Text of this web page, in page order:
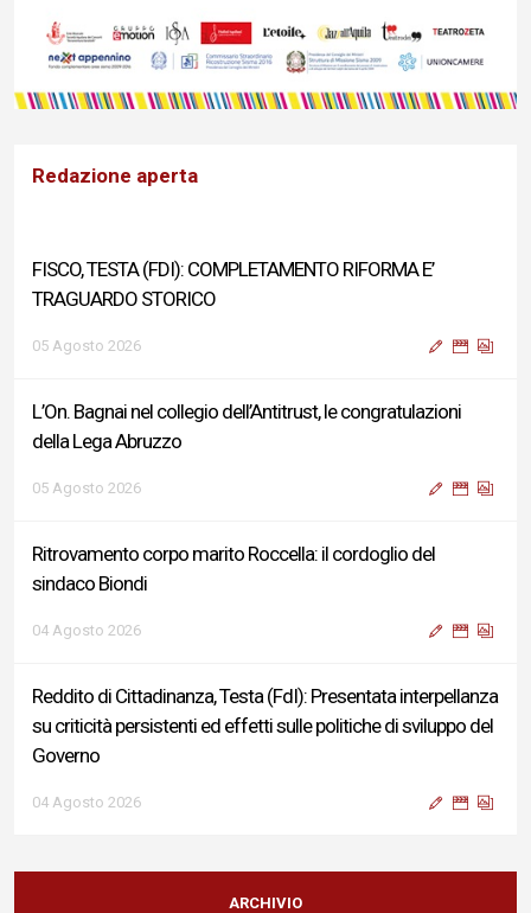
Redazione aperta
FISCO, TESTA (FDI): COMPLETAMENTO RIFORMA E’
TRAGUARDO STORICO
05 Agosto 2026
L’On. Bagnai nel collegio dell’Antitrust, le congratulazioni
della Lega Abruzzo
05 Agosto 2026
Ritrovamento corpo marito Roccella: il cordoglio del
sindaco Biondi
04 Agosto 2026
Reddito di Cittadinanza, Testa (FdI): Presentata interpellanza
su criticità persistenti ed effetti sulle politiche di sviluppo del
Governo
04 Agosto 2026
Sigismondi, Liris e Testa: “Profondo cordoglio e vicinanza al
Ministro Roccella e alla sua famiglia”
ARCHIVIO